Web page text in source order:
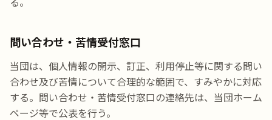
る。
問い合わせ・苦情受付窓口
当団は、個人情報の開示、訂正、利用停止等に関する問い
合わせ及び苦情について合理的な範囲で、すみやかに対応
する。問い合わせ・苦情受付窓口の連絡先は、当団ホーム
ページ等で公表を行う。